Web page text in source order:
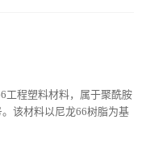
工程塑料材料，属于聚酰胺
。该材料以尼龙66树脂为基